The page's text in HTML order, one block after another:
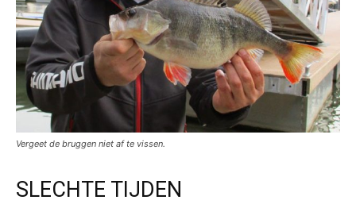
Vergeet de bruggen niet af te vissen.
SLECHTE TIJDEN